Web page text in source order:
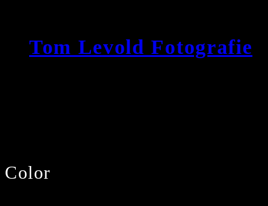
springenTom Levold Fotografie
Color